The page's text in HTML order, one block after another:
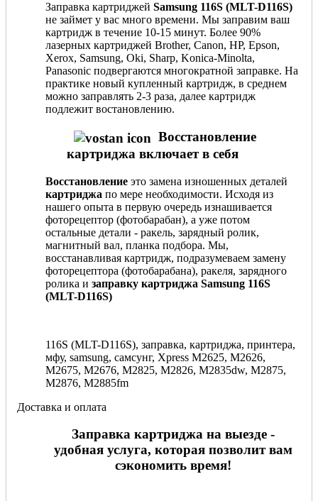
Заправка картриджей Samsung 116S (MLT-D116S)
не займет у вас много времени. Мы заправим ваш
картридж в течение 10-15 минут. Более 90%
лазерных картриджей Brother, Canon, HP, Epson,
Xerox, Samsung, Oki, Sharp, Konica-Minolta,
Panasonic подвергаются многократной заправке. На
практике новый купленный картридж, в среднем
можно заправлять 2-3 раза, далее картридж
подлежит востановлению.
Восстановление
картриджа включает в себя
Восстановление это замена изношенных деталей
картриджа по мере необходимости. Исходя из
нашего опыта в первую очередь изнашивается
фоторецептор (фотобарабан), а уже потом
остальные детали - ракель, зарядный ролик,
магнитный вал, планка подбора. Мы,
восстанавливая картридж, подразумеваем замену
фоторецептора (фотобарабана), ракеля, зарядного
ролика и заправку картриджа Samsung 116S
(MLT-D116S)
116S (MLT-D116S), заправка, картриджа, принтера,
мфу, samsung, самсунг, Xpress M2625, M2626,
M2675, M2676, M2825, M2826, M2835dw, M2875,
M2876, M2885fm
Доставка и оплата
Заправка картриджа на выезде -
удобная услуга, которая позволит вам
сэкономить время!